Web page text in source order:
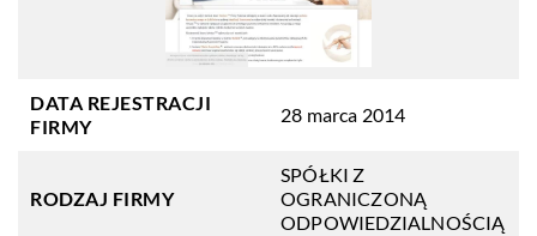
DATA REJESTRACJI
FIRMY
28 marca 2014
RODZAJ FIRMY
SPÓŁKI Z
OGRANICZONĄ
ODPOWIEDZIALNOŚCIĄ